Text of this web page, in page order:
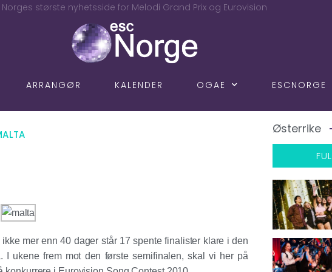
Norges største nyhetsside for Melodi Grand Prix og Eurovision
ARRANGØR KALENDER OGAE ESCNORGE
mer enn 40 dager står 17 spente finalister klare i den
I ukene frem mot den første semifinalen, skal vi her på
Østerrike